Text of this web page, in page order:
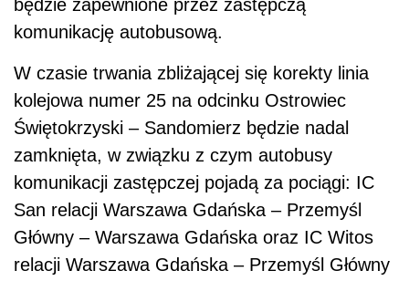
będzie zapewnione przez zastępczą
komunikację autobusową.
W czasie trwania zbliżającej się korekty linia
kolejowa numer 25 na odcinku Ostrowiec
Świętokrzyski – Sandomierz będzie nadal
zamknięta, w związku z czym autobusy
komunikacji zastępczej pojadą za pociągi: IC
San relacji Warszawa Gdańska – Przemyśl
Główny – Warszawa Gdańska oraz IC Witos
relacji Warszawa Gdańska – Przemyśl Główny